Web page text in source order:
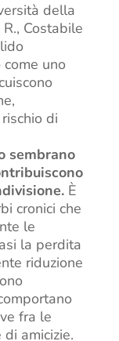
della
Costabile
uno
di
sembrano
È
cronici che
le
la perdita
riduzione
fra le
amicizie.